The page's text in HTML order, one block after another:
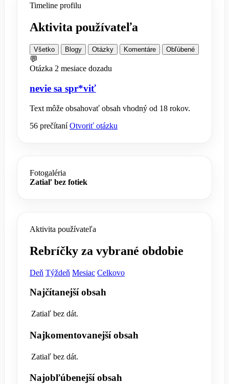
Timeline profilu
Aktivita používateľa
Všetko Blogy Otázky Komentáre Obľúbené
💬
Otázka 2 mesiace dozadu
nevie sa spr*viť
Text môže obsahovať obsah vhodný od 18 rokov.
56 prečítaní Otvoriť otázku
Fotogaléria
Zatiaľ bez fotiek
Aktivita používateľa
Rebríčky za vybrané obdobie
Deň Týždeň Mesiac Celkovo
Najčítanejší obsah
Zatiaľ bez dát.
Najkomentovanejší obsah
Zatiaľ bez dát.
Najobľúbenejší obsah